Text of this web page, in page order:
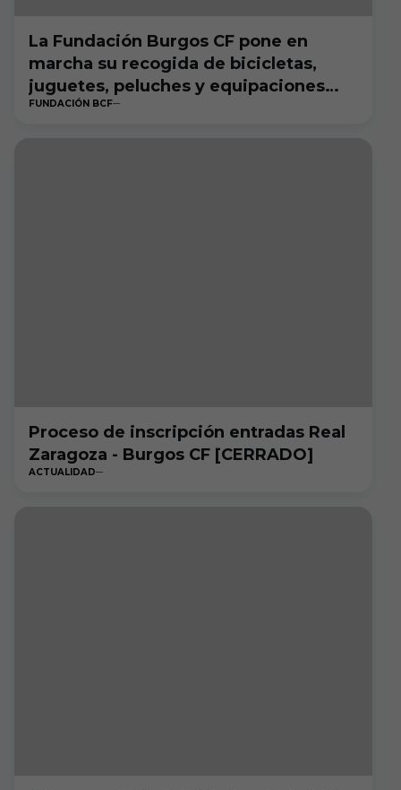
La Fundación Burgos CF pone en
marcha su recogida de bicicletas,
juguetes, peluches y equipaciones
deportivas.
FUNDACIÓN BCF
Proceso de inscripción entradas Real
Zaragoza - Burgos CF [CERRADO]
ACTUALIDAD